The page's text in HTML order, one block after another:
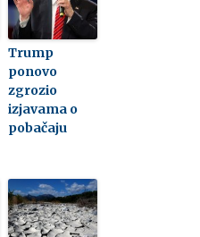
Trump
ponovo
zgrozio
izjavama o
pobačaju